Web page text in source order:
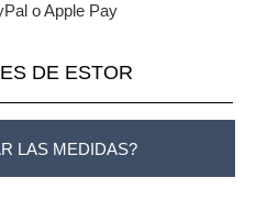
o Apple Pay
DE ESTOR
LAS MEDIDAS?